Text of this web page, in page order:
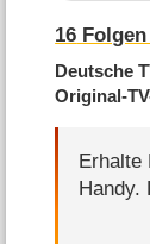
16
Deutsche
Original-
Erhalte
Handy.